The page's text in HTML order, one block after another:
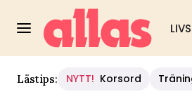
Lästips: NYTT! Korsord